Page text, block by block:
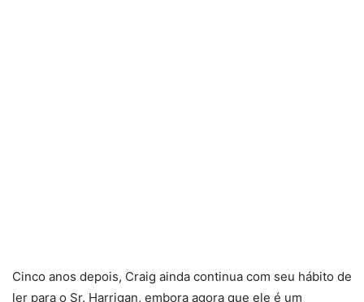
Cinco anos depois, Craig ainda continua com seu hábito de
ler para o Sr. Harrigan, embora agora que ele é um